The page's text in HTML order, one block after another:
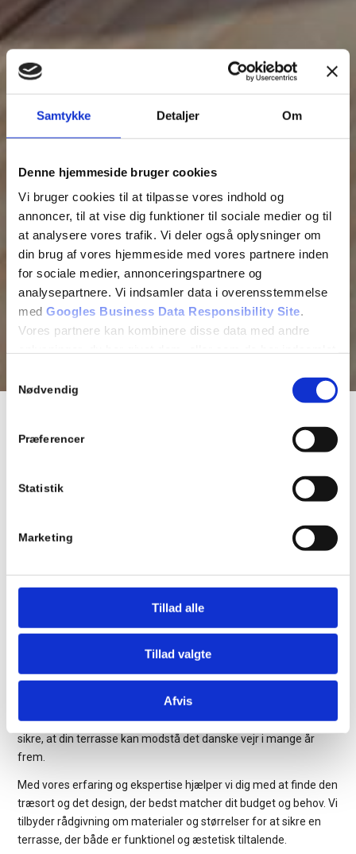
Samtykke Detaljer Om
Denne hjemmeside bruger cookies
Vi bruger cookies til at tilpasse vores indhold og
annoncer, til at vise dig funktioner til sociale medier og til
at analysere vores trafik. Vi deler også oplysninger om
din brug af vores hjemmeside med vores partnere inden
for sociale medier, annonceringspartnere og
analysepartnere. Vi indsamler data i overensstemmelse
med Googles Business Data Responsibility Site.
Vores partnere kan kombinere disse data med andre
Se Cookie & Privatlivspolitik
Nødvendig
Præferencer
Statistik
Marketing
Tillad alle
Tillad valgte
Afvis
Skræddersyede terrasser
Mangler du en pålidelig tømrer, der kan bygge din nye terrasse?
Hos Tømreren Casper Lund har vi stor erfaring med at
til dit hjem. Uanset om du ønsker en mindre terrasse eller en
større udendørs plads, arbejder vi tæt sammen med dig fra
Kvalitetshåndværk
Her er kvalitet altid i fokus, uanset om projektet er stort eller
småt. Vi anvender udelukkende materialer af høj kvalitet for at
sikre, at din terrasse kan modstå det danske vejr i mange år
frem.
Med vores erfaring og ekspertise hjælper vi dig med at finde den
træsort og det design, der bedst matcher dit budget og behov. Vi
tilbyder rådgivning om materialer og størrelser for at sikre en
terrasse, der både er funktionel og æstetisk tiltalende.